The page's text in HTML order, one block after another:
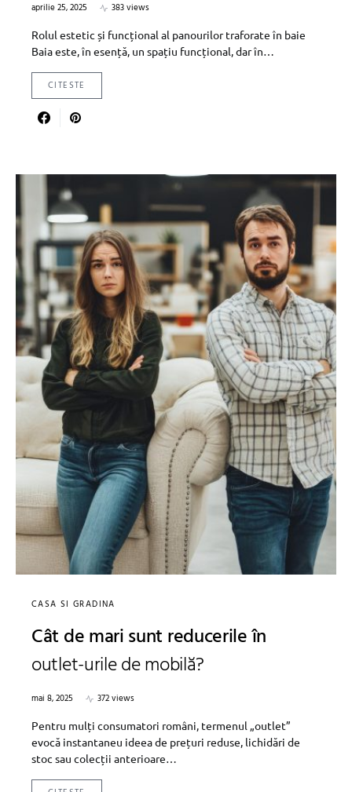
aprilie 25, 2025
383 views
Rolul estetic și funcțional al panourilor traforate în baie
Baia este, în esență, un spațiu funcțional, dar în…
CITESTE
CASA SI GRADINA
Cât de mari sunt reducerile în
outlet-urile de mobilă?
mai 8, 2025
372 views
Pentru mulți consumatori români, termenul „outlet”
evocă instantaneu ideea de prețuri reduse, lichidări de
stoc sau colecții anterioare…